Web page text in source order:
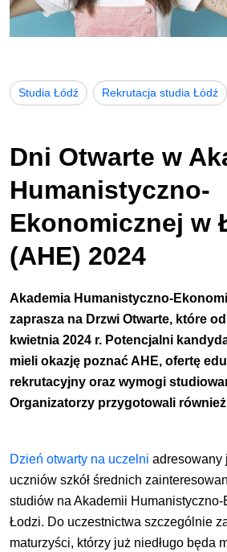
Studia Łódź Rekrutacja studia Łódź
Dni Otwarte w
Humanistyczno-
Ekonomicznej w
(AHE) 2024
Akademia Humanistyczno-
zaprasza na Drzwi Otwarte, które
kwietnia 2024 r. Potencjalni
mieli okazję poznać AHE, ofertę
rekrutacyjny oraz wymogi
Organizatorzy przygotowali
Dzień otwarty na uczelni adresowany
uczniów szkół średnich
studiów na Akademii
Łodzi. Do uczestnictwa szczególnie
maturzyści, którzy już niedługo będa